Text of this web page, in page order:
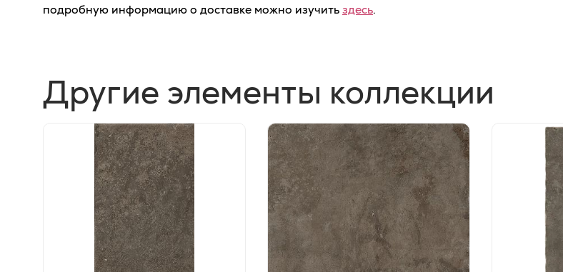
подробную информацию о доставке можно изучитьздесь.
Другие элементы коллекции